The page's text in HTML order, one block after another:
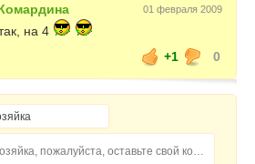
01 февраля 2009
на 4
+1
0
Домохозяйка, пожалуйста, оставьте свой комментарий...